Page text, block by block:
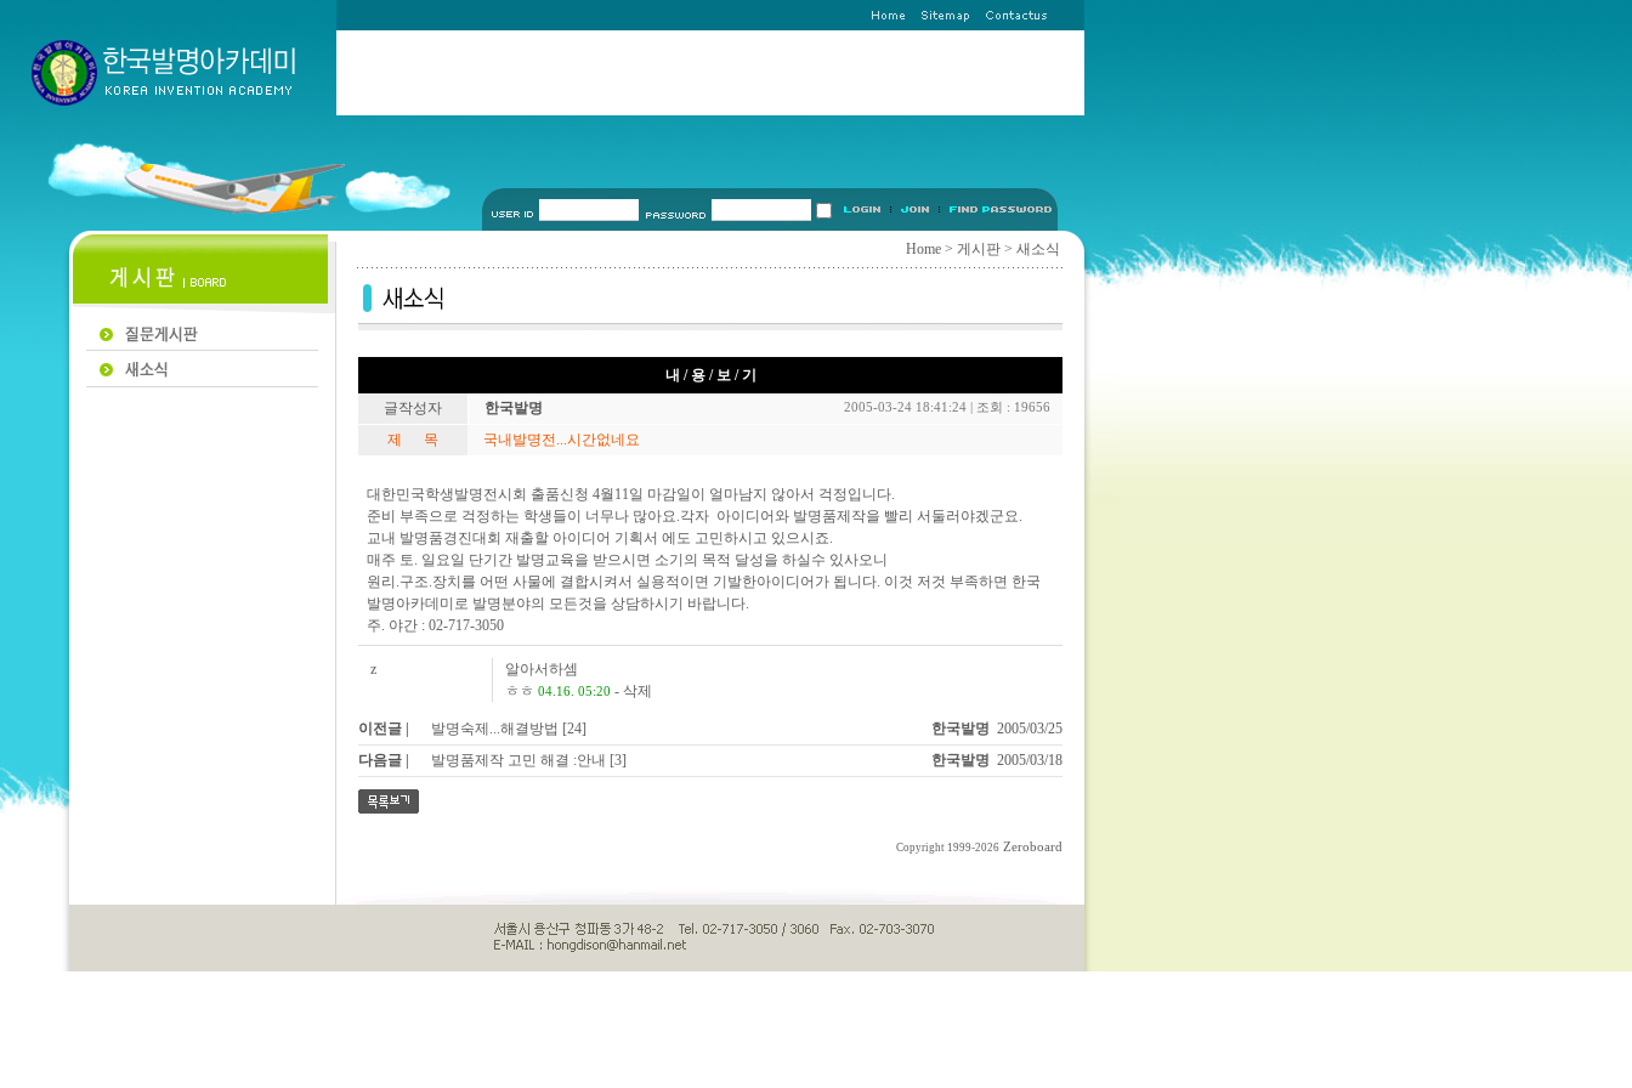
Home > 게시판 > 새소식
내 / 용 / 보 / 기
글작성자
한국발명 2005-03-24 18:41:24 | 조회 : 19656
제 목 국내발명전...시간없네요
대한민국학생발명전시회 출품신청 4월11일 마감일이 얼마남지 않아서 걱정입니다.
준비 부족으로 걱정하는 학생들이 너무나 많아요.각자 아이디어와 발명품제작을 빨리 서둘러야겠군요.
교내 발명품경진대회 재출할 아이디어 기획서 에도 고민하시고 있으시죠.
매주 토. 일요일 단기간 발명교육을 받으시면 소기의 목적 달성을 하실수 있사오니
원리.구조.장치를 어떤 사물에 결합시켜서 실용적이면 기발한아이디어가 됩니다. 이것 저것 부족하면 한국
발명아카데미로 발명분야의 모든것을 상담하시기 바랍니다.
주. 야간 : 02-717-3050
z
알아서하셈
ㅎㅎ 04.16. 05:20 - 삭제
이전글 | 발명숙제...해결방법 [24] 한국발명 2005/03/25
다음글 |
발명품제작 고민 해결 :안내 [3] 한국발명 2005/03/18
Copyright 1999-2026 Zeroboard